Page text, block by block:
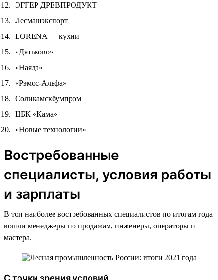
ЭГГЕР ДРЕВПРОДУКТ
Лесмашэкспорт
LORENA — кухни
«Дятьково»
«Наяда»
«Рэмос-Альфа»
Соликамскбумпром
ЦБК «Кама»
«Новые технологии»
Востребованные
специалисты, условия работы
и зарплаты
В топ наиболее востребованных специалистов по итогам года
вошли менеджеры по продажам, инженеры, операторы и
мастера.
С точки зрения условий